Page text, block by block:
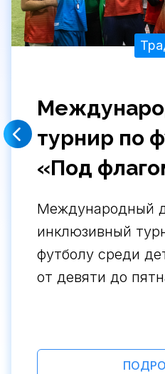
турнир по
«Под
Международный
инклюзивный
футболу среди
от девяти до